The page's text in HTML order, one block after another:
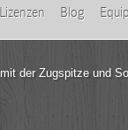
Lizenzen Blog
der Zugspitze und